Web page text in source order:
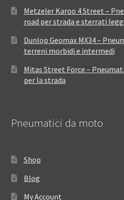
Metzeler Karoo 4 Street –
road per strada e sterrati
Dunlop Geomax MX34 –
terreni morbidi e intermedi
Mitas Street Force –
per la strada
Pneumatici da moto
Shop
Blog
My Account